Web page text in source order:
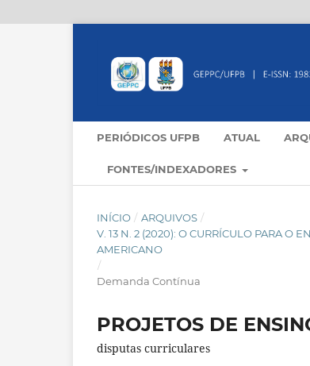
PERIÓDICOS UFPB ATUAL
FONTES/INDEXADORES
INÍCIO / ARQUIVOS /
V. 13 N. 2 (2020): O CURRÍCULO PARA O
AMERICANO
/
Demanda Contínua
PROJETOS DE
disputas curriculares